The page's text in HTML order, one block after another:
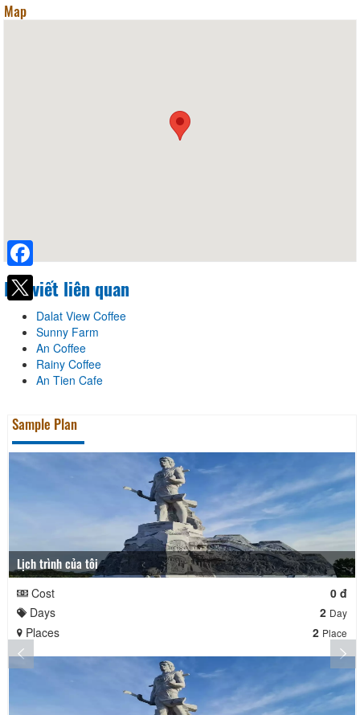
Map
Bài viết liên quan
Dalat View Coffee
Sunny Farm
An Coffee
Rainy Coffee
An Tien Cafe
Sample Plan
Lịch trình của tôi
Cost
0 đ
Days
2 Day
Places 2 Place
Facebook